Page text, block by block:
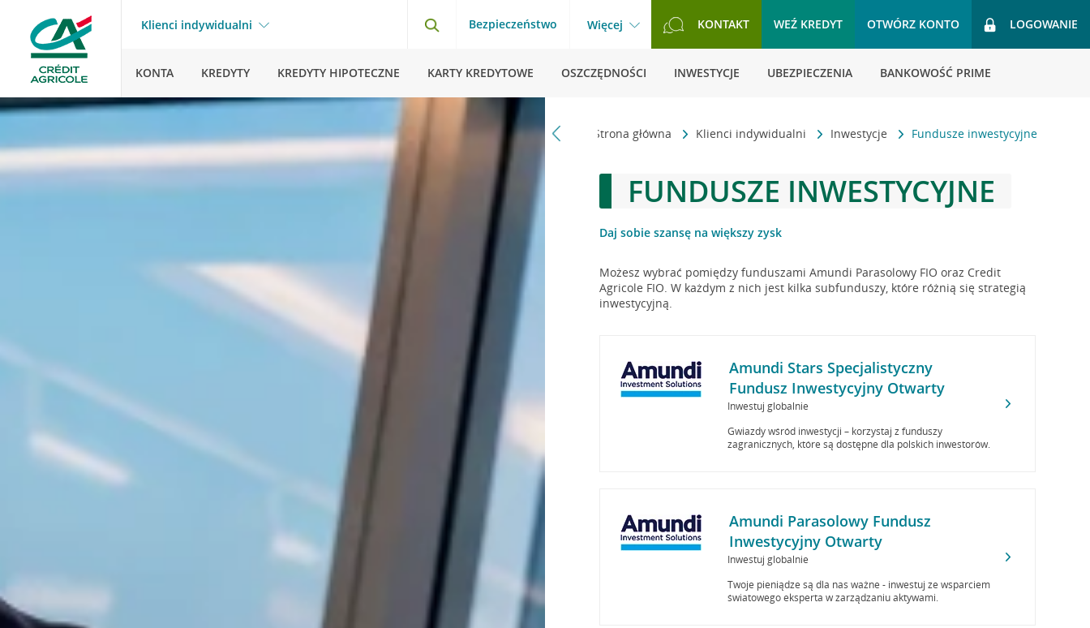
Klienci indywidualni Bezpieczeństwo Więcej KONTAKT WEŹ KREDYT OTWÓRZ KONTO LOGOWANIE
KONTA KREDYTY KREDYTY HIPOTECZNE KARTY KREDYTOWE OSZCZĘDNOŚCI INWESTYCJE UBEZPIECZENIA BANKOWOŚĆ PRIME
Strona główna Klienci indywidualni Inwestycje Fundusze inwestycyjne
FUNDUSZE INWESTYCYJNE
Daj sobie szansę na większy zysk
Możesz wybrać pomiędzy funduszami Amundi Parasolowy FIO oraz Credit
Agricole FIO. W każdym z nich jest kilka subfunduszy, które różnią się strategią
inwestycyjną.
Amundi Stars Specjalistyczny
Fundusz Inwestycyjny Otwarty
Inwestuj globalnie
Gwiazdy wśród inwestycji – korzystaj z funduszy
zagranicznych, które są dostępne dla polskich inwestorów.
Amundi Parasolowy Fundusz
Inwestycyjny Otwarty
Inwestuj globalnie
Twoje pieniądze są dla nas ważne - inwestuj ze wsparciem
światowego eksperta w zarządzaniu aktywami.